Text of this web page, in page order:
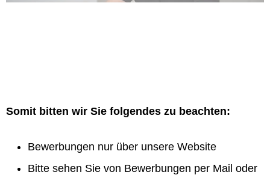
Somit bitten wir Sie folgendes zu beachten:
Bewerbungen nur über unsere Website
Bitte sehen Sie von Bewerbungen per Mail oder